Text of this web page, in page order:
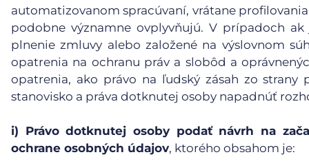
automatizovanom spracúvaní, vrátane
podobne významne ovplyvňujú. V prípadoch
plnenie zmluvy alebo založené na výslovnom
opatrenia na ochranu práv a slobôd a
opatrenia, ako právo na ľudský zásah zo
stanovisko a práva dotknutej osoby napadnúť
i) Právo dotknutej osoby podať návrh na
ochrane osobných údajov, ktorého obsahom je: